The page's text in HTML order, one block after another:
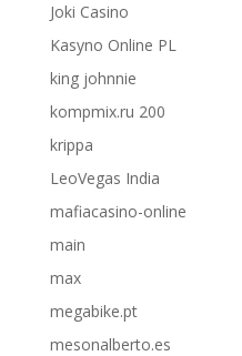
Joki Casino
Kasyno Online PL
king johnnie
kompmix.ru 200
krippa
LeoVegas India
mafiacasino-online
main
max
megabike.pt
mesonalberto.es